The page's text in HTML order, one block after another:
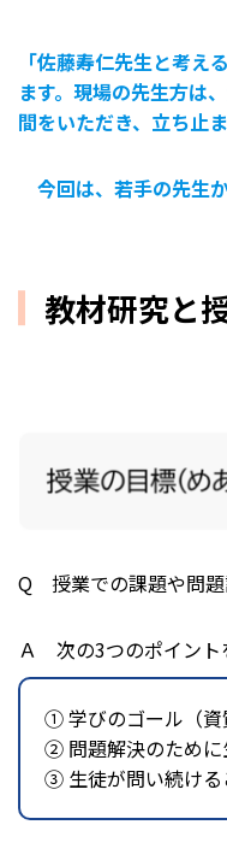
「佐藤寿仁先生と考
ます。現場の先生方は
間をいただき、立ち止
今回は、若手の先生
教材研究と
Q 授業での課題や問題
Ａ 次の3つのポイント
① 学びのゴール（資
② 問題解決のために
③ 生徒が問い続ける